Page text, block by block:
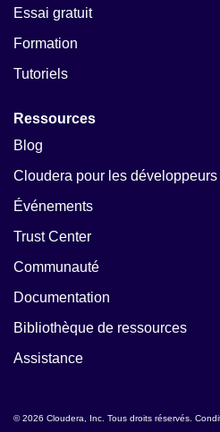
Essai gratuit
Formation
Tutoriels
Ressources
Blog
Cloudera pour les développeurs
Événements
Trust Center
Communauté
Documentation
Bibliothèque de ressources
Assistance
© 2026 Cloudera, Inc. Tous droits réservés.